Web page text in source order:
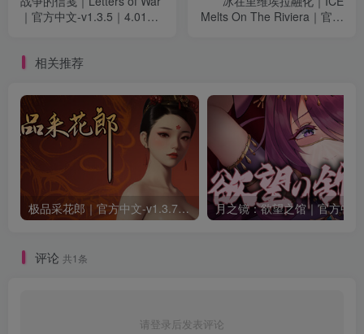
｜官方中文-v1.3.5｜4.01G
Melts On The Riviera｜官方
相关推荐
极品采花郎｜官方中文-v1.3.7+满金币初始存档+通关存档｜7.11G｜免安装
评论 共1条
请登录后发表评论